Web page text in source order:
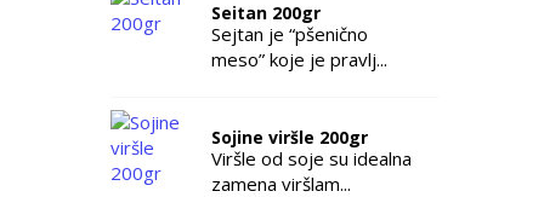
Seitan 200gr
Sejtan je “pšenično
meso” koje je pravlj...
Sojine viršle 200gr
Viršle od soje su idealna
zamena viršlam...